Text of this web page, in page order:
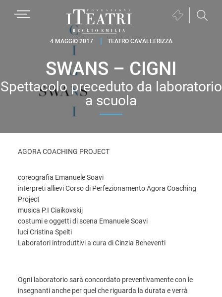
Fondazione
Teatri
Reggio
Emilia
Biglietteria
nuova
finestra)
4 MAGGIO 2017 TEATRO CAVALLERIZZA
SWANS – CIGNI
Spettacolo preceduto da laboratorio
a scuola
AGORA COACHING PROJECT
coreografia Emanuele Soavi
interpreti allievi Corso di Perfezionamento Agora Coaching
Project
musica P.I Ciaikovskij
costumi e oggetti di scena Emanuele Soavi
luci Cristina Spelti
Laboratori introduttivi a cura di Cinzia Beneventi
Ogni laboratorio sarà concordato preventivamente con le
insegnanti anche per quel che riguarda la durata e verrà